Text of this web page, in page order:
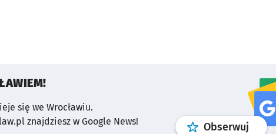
się we Wrocławiu.
znajdziesz w Google News!
Obserwuj profil